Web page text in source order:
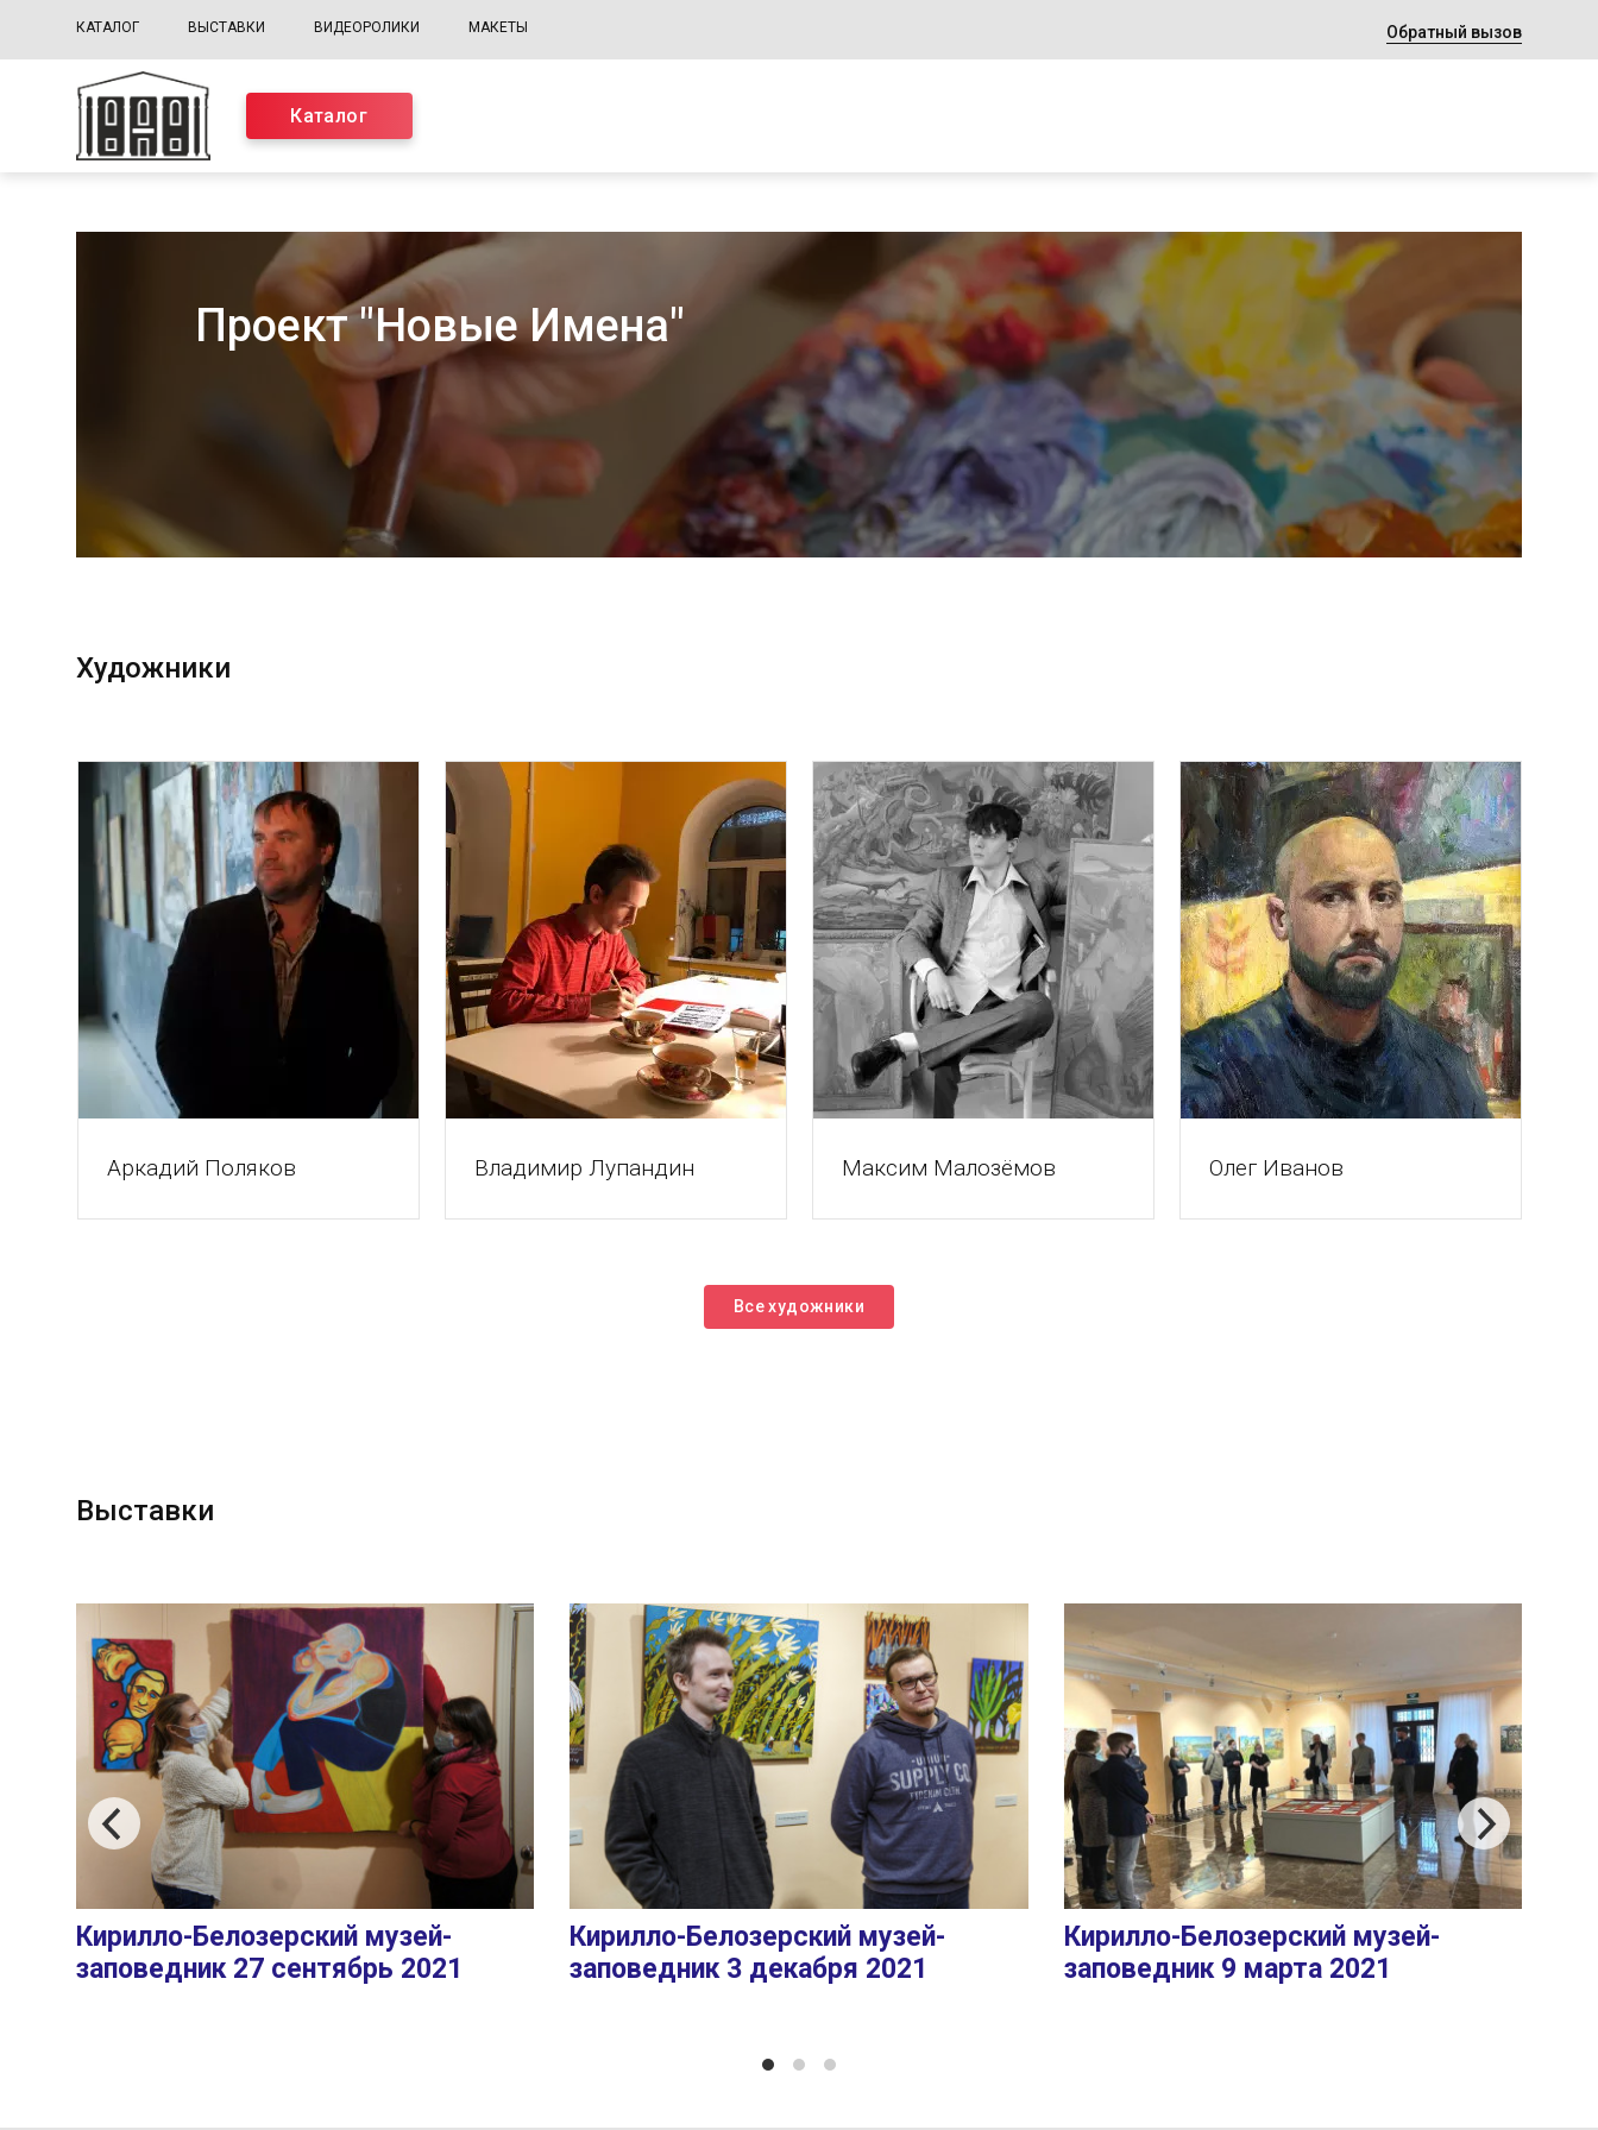
КАТАЛОГ ВЫСТАВКИ ВИДЕОРОЛИКИ МАКЕТЫ Обратный вызов
Каталог
Проект "Новые Имена"
Художники
Аркадий Поляков Владимир Лупандин Максим Малозёмов Олег Иванов
Все художники
Выставки
Кирилло-Белозерский музей-
заповедник 27 сентябрь 2021
Кирилло-Белозерский музей-
заповедник 3 декабря 2021
Кирилло-Белозерский музей-
заповедник 9 марта 2021